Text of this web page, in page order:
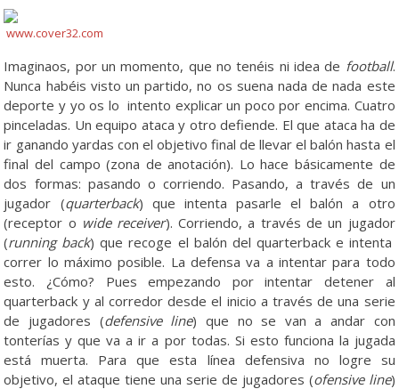
www.cover32.com
Imaginaos, por un momento, que no tenéis ni idea de football.
Nunca habéis visto un partido, no os suena nada de nada este
deporte y yo os lo intento explicar un poco por encima. Cuatro
pinceladas. Un equipo ataca y otro defiende. El que ataca ha de
ir ganando yardas con el objetivo final de llevar el balón hasta el
final del campo (zona de anotación). Lo hace básicamente de
dos formas: pasando o corriendo. Pasando, a través de un
jugador (quarterback) que intenta pasarle el balón a otro
(receptor o wide receiver). Corriendo, a través de un jugador
(running back) que recoge el balón del quarterback e intenta
correr lo máximo posible. La defensa va a intentar para todo
esto. ¿Cómo? Pues empezando por intentar detener al
quarterback y al corredor desde el inicio a través de una serie
de jugadores (defensive line) que no se van a andar con
tonterías y que va a ir a por todas. Si esto funciona la jugada
está muerta. Para que esta línea defensiva no logre su
objetivo, el ataque tiene una serie de jugadores (ofensive line)